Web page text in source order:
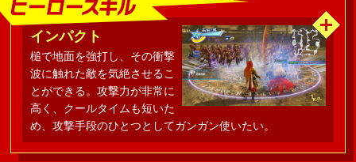
インパクト
槌で地面を強打し、その衝撃
波に触れた敵を気絶させるこ
とができる。攻撃力が非常に
高く、クールタイムも短いた
め、攻撃手段のひとつとしてガンガン使いたい。